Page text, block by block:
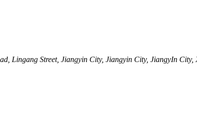
Lingang Street, Jiangyin City, Jiangyin City, JiangyIn